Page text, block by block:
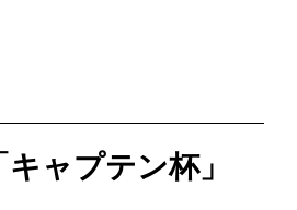
ャプテン杯」